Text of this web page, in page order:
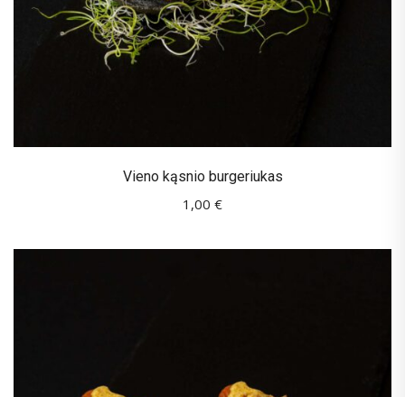
Vieno kąsnio burgeriukas
1,00 €